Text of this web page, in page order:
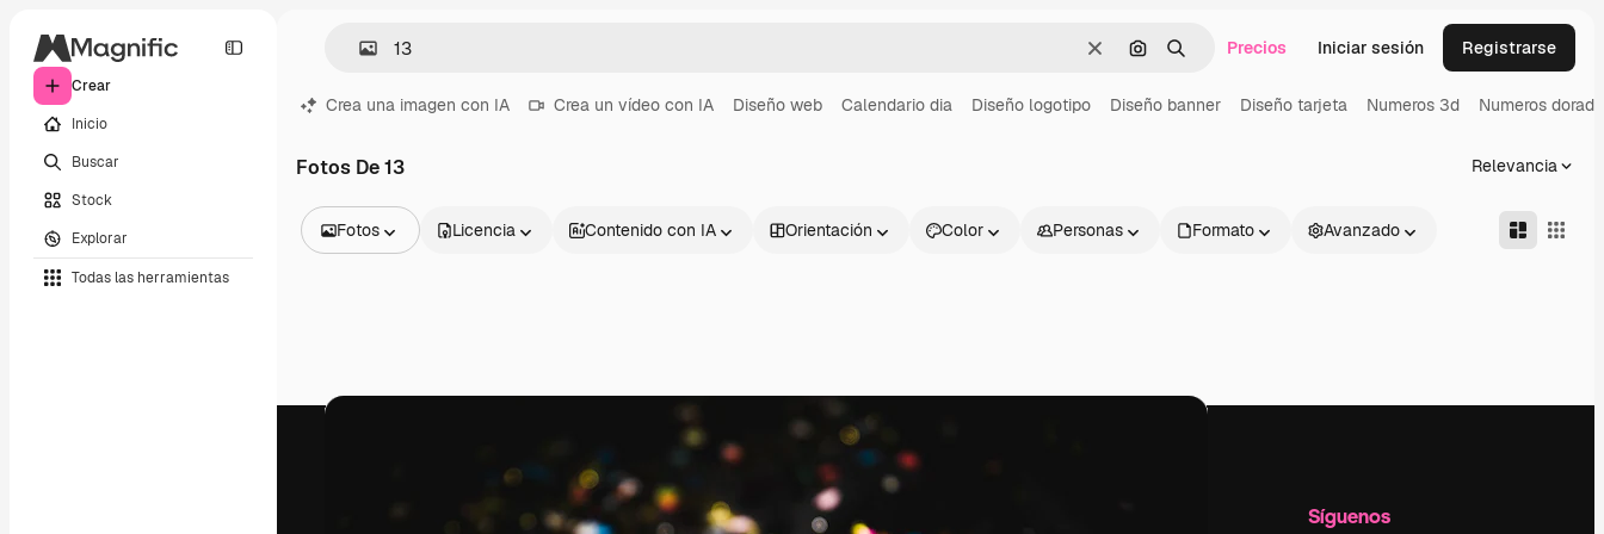
Crear
Inicio
Buscar
Stock
Explorar
Todas las herramientas
BorrarBuscar por imagen
BuscarPrecios Iniciar sesión Registrarse
Crea una imagen con IA Crea un vídeo con IA Diseño web Calendario dia Diseño logotipo Diseño banner Diseño tarjeta Numeros 3d Numeros
Fotos De 13 Relevancia
Fotos
Vídeos
Licencia Contenido con IA Orientación Color Personas Formato Avanzado
Productos Síguenos